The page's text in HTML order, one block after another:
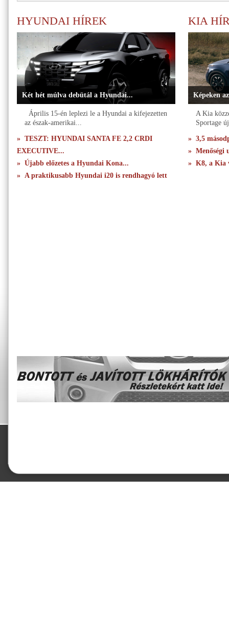
HYUNDAI HÍREK
Két hét múlva debütál a Hyundai...
Április 15-én leplezi le a Hyundai a kifejezetten
az észak-amerikai...
» TESZT: HYUNDAI SANTA FE 2,2 CRDI
EXECUTIVE...
» Újabb előzetes a Hyundai Kona...
» A praktikusabb Hyundai i20 is rendhagyó lett
KIA
Képeken
A Kia
Sportage
» 3,5
» Menőségi
» K8, a Kia